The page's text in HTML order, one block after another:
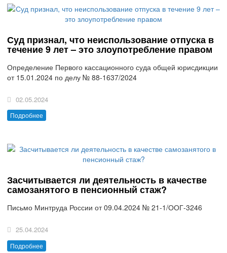
Суд признал, что неиспользование отпуска в
течение 9 лет – это злоупотребление правом
Определение Первого кассационного суда общей юрисдикции
от 15.01.2024 по делу № 88-1637/2024
02.05.2024
Подробнее
Засчитывается ли деятельность в качестве
самозанятого в пенсионный стаж?
Письмо Минтруда России от 09.04.2024 № 21-1/ООГ-3246
25.04.2024
Подробнее